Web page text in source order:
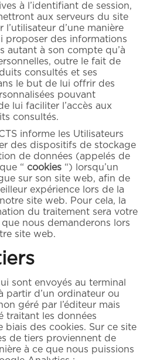
à l’identifiant de session,
aux serveurs du site
l’utilisateur d’une manière
proposer des informations
autant à son compte qu’à
outre le fait de
consultés et ses
le but de lui offrir des
pouvant
lui faciliter l’accès aux
consultés.
informe les Utilisateurs
des dispositifs de stockage
de données (appelés de
“ cookies “) lorsqu’un
sur son site web, afin de
expérience lors de la
site web. Pour cela, la
du traitement sera votre
nous demanderons lors
site web.
sont envoyés au terminal
partir d’un ordinateur ou
géré par l’éditeur mais
traitant les données
biais des cookies. Sur ce site
de tiers proviennent de
à ce que nous puissions